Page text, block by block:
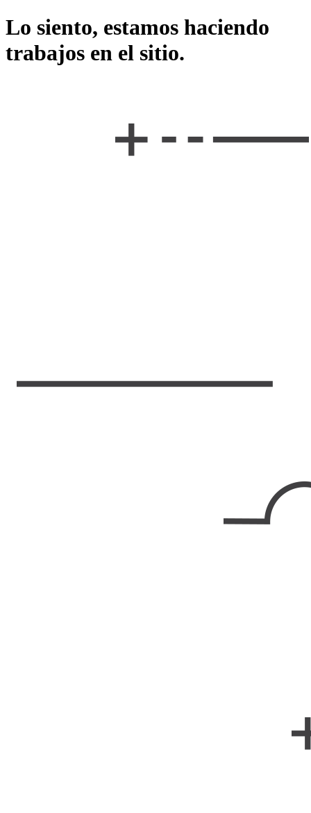
Lo siento, estamos haciendo
trabajos en el sitio.